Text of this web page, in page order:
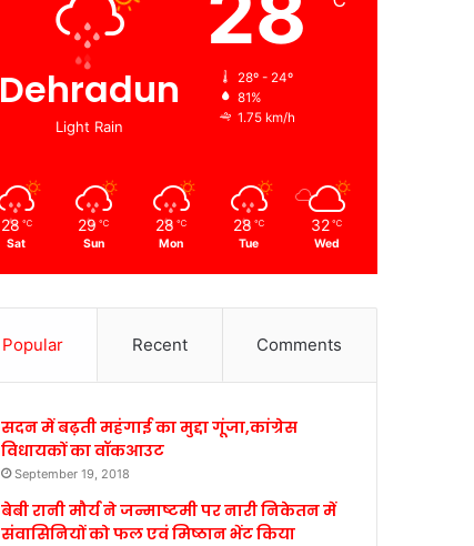
Dehradun
Light Rain
28º - 24º
81%
1.75 km/h
28 ℃
Sat
29 ℃
Sun
28 ℃
Mon
28 ℃
Tue
32 ℃
Wed
Popular Recent Comments
सदन में बढ़ती महंगाई का मुद्दा गूंजा,कांग्रेस
विधायकों का वॉकआउट
September 19, 2018
बेबी रानी मौर्य ने जन्माष्टमी पर नारी निकेतन में
संवासिनियों को फल एवं मिष्ठान भेंट किया